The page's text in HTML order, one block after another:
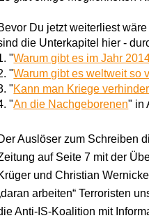
Du jetzt weiterliest
die Unterkapitel hier -
"Warum gibt es im Jahr
"Warum gibt es weltweit so
"Kann man Kriege
"An die Nachgeborenen" in
Auslöser zum Schreiben
auf Seite 7 mit der
und Christian
arbeiten“ Terroristen
Anti-IS-Koalition mit